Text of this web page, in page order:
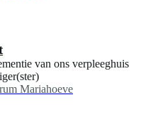
van ons verpleeghuis
Mariahoeve